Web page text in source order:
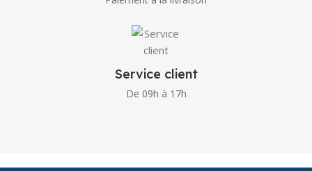
Service client
De 09h à 17h